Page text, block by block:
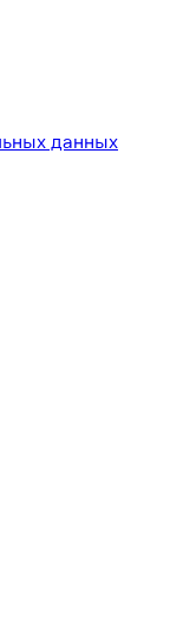
данных